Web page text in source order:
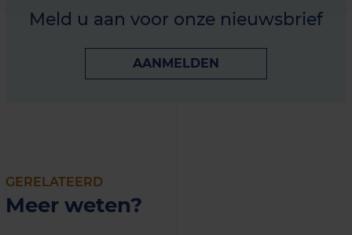
Meld u aan voor onze nieuwsbrief
AANMELDEN
GERELATEERD
Meer weten?